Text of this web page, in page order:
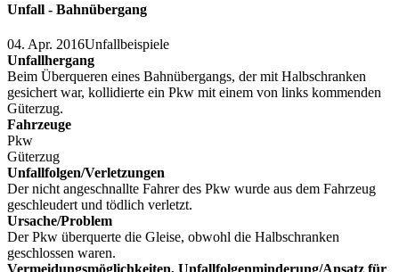
Unfall - Bahnübergang
04. Apr. 2016Unfallbeispiele
Unfallhergang
Beim Überqueren eines Bahnübergangs, der mit Halbschranken
gesichert war, kollidierte ein Pkw mit einem von links kommenden
Güterzug.
Fahrzeuge
Pkw
Güterzug
Unfallfolgen/Verletzungen
Der nicht angeschnallte Fahrer des Pkw wurde aus dem Fahrzeug
geschleudert und tödlich verletzt.
Ursache/Problem
Der Pkw überquerte die Gleise, obwohl die Halbschranken
geschlossen waren.